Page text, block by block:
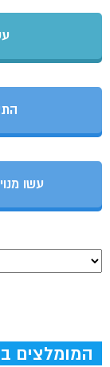
עשו
המומלצים